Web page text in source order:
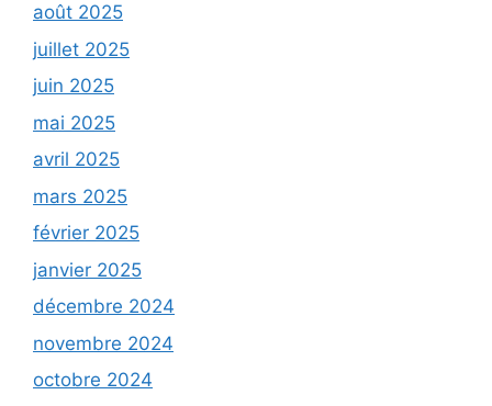
août 2025
juillet 2025
juin 2025
mai 2025
avril 2025
mars 2025
février 2025
janvier 2025
décembre 2024
novembre 2024
octobre 2024